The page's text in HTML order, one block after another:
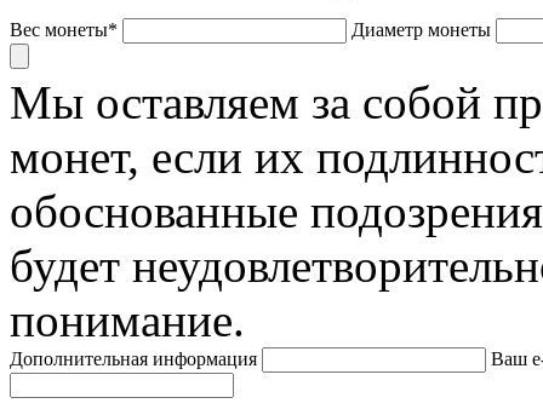
Вес монеты* Диаметр монеты
Мы оставляем за собой
монет, если их
обоснованные
будет
понимание.
Дополнительная информация Ваш